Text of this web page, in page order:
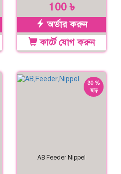
100 ৳
অর্ডার করুন
কার্টে যোগ করুন
30 %
ছাড়
AB Feeder Nippel